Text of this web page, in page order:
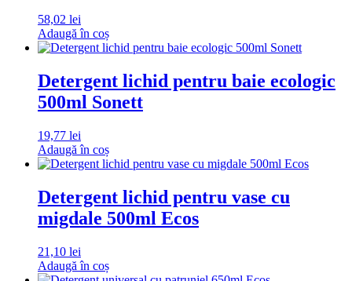
58,02 lei
Adaugă în coș
Detergent lichid pentru baie ecologic
500ml Sonett
19,77 lei
Adaugă în coș
Detergent lichid pentru vase cu
migdale 500ml Ecos
21,10 lei
Adaugă în coș